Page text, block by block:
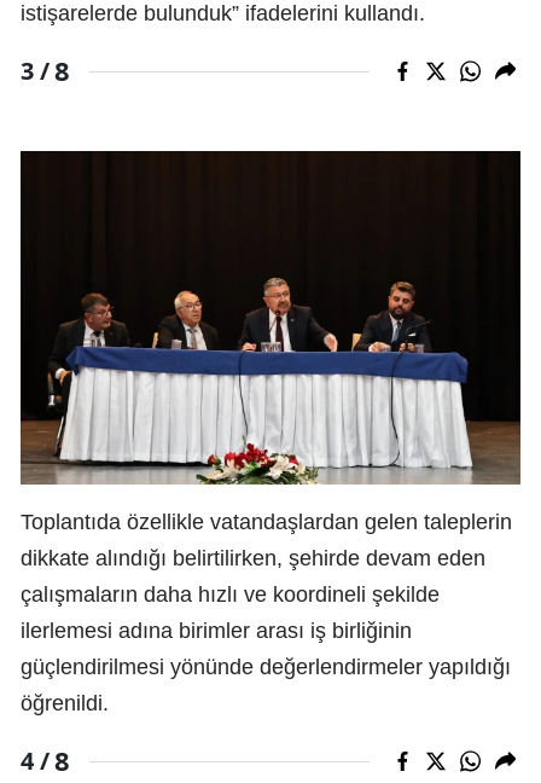
istişarelerde bulunduk” ifadelerini kullandı.
3 /8
Toplantıda özellikle vatandaşlardan gelen taleplerin
dikkate alındığı belirtilirken, şehirde devam eden
çalışmaların daha hızlı ve koordineli şekilde
ilerlemesi adına birimler arası iş birliğinin
güçlendirilmesi yönünde değerlendirmeler yapıldığı
öğrenildi.
4 /8